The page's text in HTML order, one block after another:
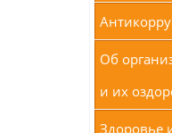
Об
и их
Здоровье